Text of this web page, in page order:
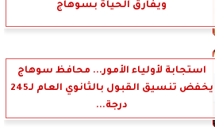
ويفارق الحياة بسوهاج
استجابة لأولياء الأمور... محافظ سوهاج
يخفض تنسيق القبول بالثانوي العام لـ245
درجة...